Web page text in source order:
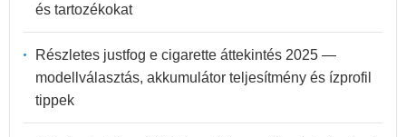
és tartozékokat
Részletes justfog e cigarette áttekintés 2025 —
modellválasztás, akkumulátor teljesítmény és ízprofil
tippek